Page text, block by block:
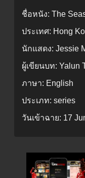
ชื่อหนัง: The
ประเทศ: Hong
นักแสดง: Jessie
ผู้เขียนบท: Yalun
ภาษา: English
ประเภท: series
วันเข้าฉาย: 17